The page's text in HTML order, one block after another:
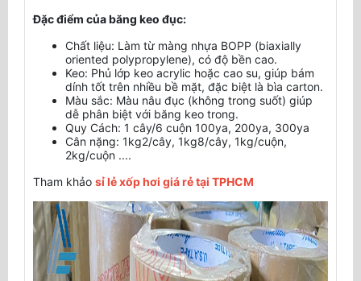
Đặc điểm của băng keo đục:
Chất liệu: Làm từ màng nhựa BOPP (biaxially
oriented polypropylene), có độ bền cao.
Keo: Phủ lớp keo acrylic hoặc cao su, giúp bám
dính tốt trên nhiều bề mặt, đặc biệt là bìa carton.
Màu sắc: Màu nâu đục (không trong suốt) giúp
dễ phân biệt với băng keo trong.
Quy Cách: 1 cây/6 cuộn 100ya, 200ya, 300ya
Cân nặng: 1kg2/cây, 1kg8/cây, 1kg/cuộn,
2kg/cuộn ....
Tham khảo sỉ lẻ xốp hơi giá rẻ tại TPHCM